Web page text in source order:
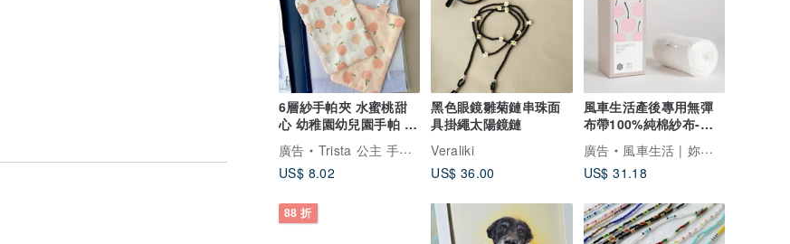
6層紗手帕夾 水蜜桃甜
心 幼稚園幼兒園手帕 新
生兒彌月禮
廣告
Trista 公主 手創 手作訂製寶寶禮物
US$ 8.02
黑色眼鏡雛菊鏈串珠面
具掛繩太陽鏡鏈
Veraliki
US$ 36.00
風車生活產後專用無彈
布帶100%純棉紗布-坐
月子周邊
廣告
風車生活 | 妳的健康調理專家
US$ 31.18
88 折